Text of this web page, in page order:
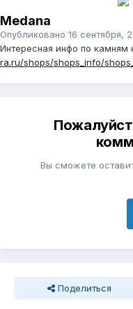
Medana
Опубликовано 16 сентября,
Интересная инфо по камням
ra.ru/shops/shops_info/
Вы сможете
Поделиться